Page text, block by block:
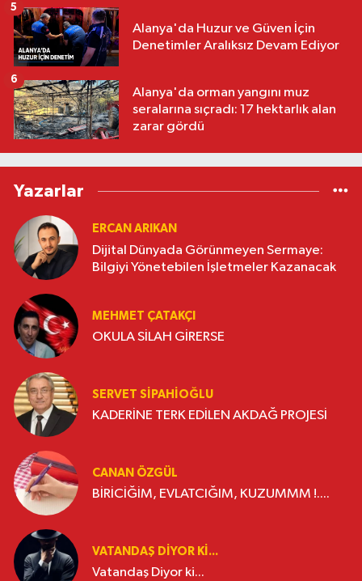
Alanya'da Huzur ve Güven İçin
Denetimler Aralıksız Devam Ediyor
5
Alanya'da orman yangını muz
seralarına sıçradı: 17 hektarlık alan
zarar gördü
6
Yazarlar
ERCAN ARIKAN
Dijital Dünyada Görünmeyen Sermaye:
Bilgiyi Yönetebilen İşletmeler Kazanacak
MEHMET ÇATAKÇI
OKULA SİLAH GİRERSE
SERVET SİPAHİOĞLU
KADERİNE TERK EDİLEN AKDAĞ PROJESİ
CANAN ÖZGÜL
BİRİCİĞİM, EVLATCIĞIM, KUZUMMM !....
VATANDAŞ DIYOR KI...
Vatandaş Diyor ki...